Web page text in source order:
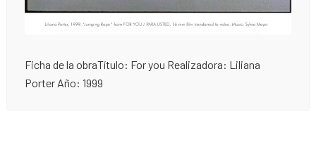
Ficha de la obraTítulo: For you Realizadora: Liliana
Porter Año: 1999